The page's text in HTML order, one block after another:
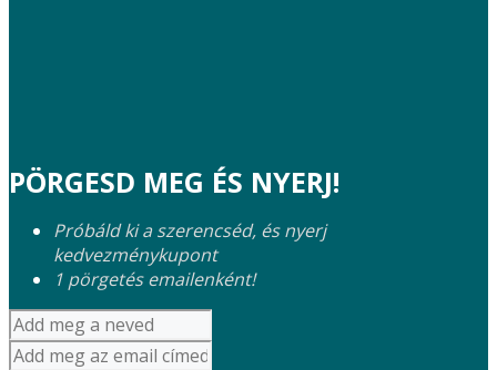
PÖRGESD MEG ÉS NYERJ!
Próbáld ki a szerencséd, és nyerj
kedvezménykupont
1 pörgetés emailenként!